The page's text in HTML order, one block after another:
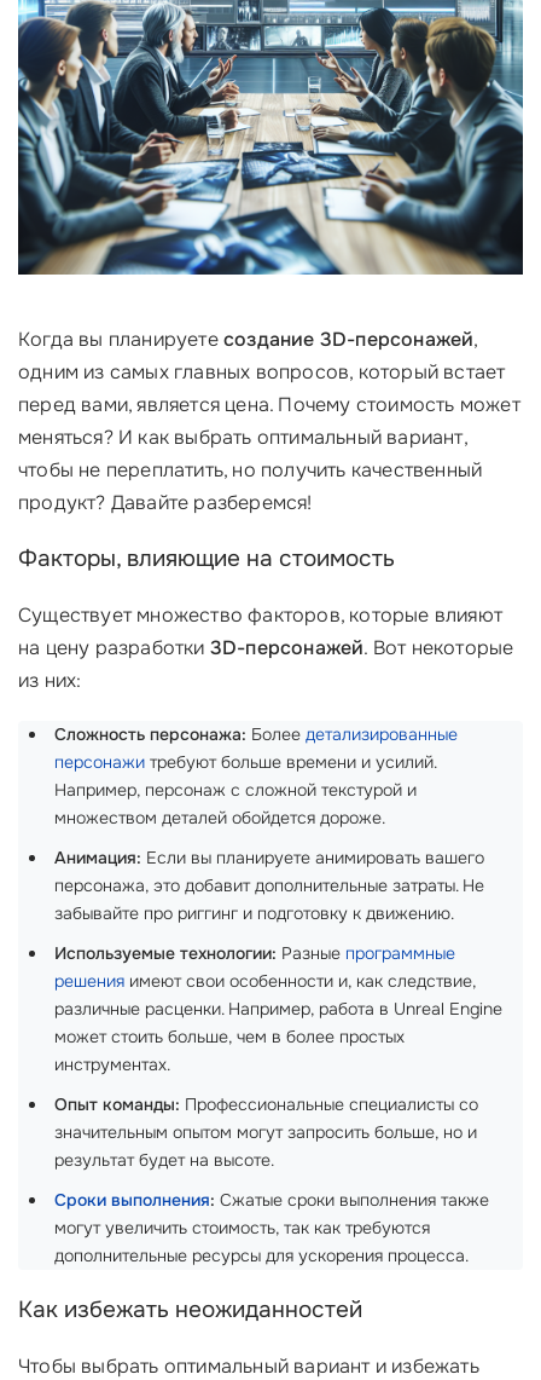
Когда вы планируетесоздание 3D-персонажей,
одним из самых главных вопросов, который встает
перед вами, является цена. Почему стоимость может
меняться? И как выбрать оптимальный вариант,
чтобы не переплатить, но получить качественный
продукт? Давайте разберемся!
Факторы, влияющие на стоимость
Существует множество факторов, которые влияют
на цену разработки 3D-персонажей. Вот некоторые
из них:
Сложность персонажа: Более детализированные
персонажи требуют больше времени и усилий.
Например, персонаж с сложной текстурой и
множеством деталей обойдется дороже.
Анимация: Если вы планируете анимировать вашего
персонажа, это добавит дополнительные затраты. Не
забывайте про риггинг и подготовку к движению.
Используемые технологии: Разные программные
решения имеют свои особенности и, как следствие,
различные расценки. Например, работа в Unreal Engine
может стоить больше, чем в более простых
инструментах.
Опыт команды: Профессиональные специалисты со
значительным опытом могут запросить больше, но и
результат будет на высоте.
Сроки выполнения: Сжатые сроки выполнения также
могут увеличить стоимость, так как требуются
дополнительные ресурсы для ускорения процесса.
Как избежать неожиданностей
Чтобы выбрать оптимальный вариант и избежать